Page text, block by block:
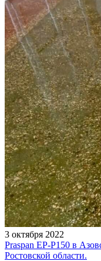
3 октября 2022
Praspan EP-P150 в
Ростовской области.